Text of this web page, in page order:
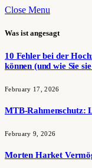
Close Menu
Was ist angesagt
10 Fehler bei der
können (und wie Sie
February 17, 2026
MTB-Rahmenschutz:
February 9, 2026
Morten Harket